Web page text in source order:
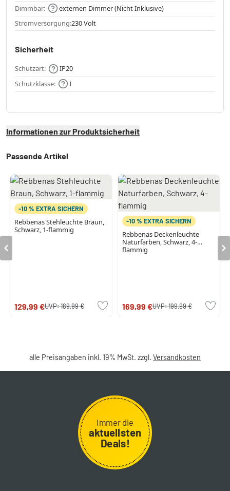
Dimmbar:
externen Dimmer (Nicht Inklusive)
Stromversorgung:230 Volt
Sicherheit
Schutzart:
IP20
Schutzklasse:
I
Informationen zur Produktsicherheit
Passende Artikel
-10 % EXTRA SICHERN
Rebbenas Stehleuchte Braun,
Schwarz, 1-flammig
129,99 €UVP:189,99 €
-10 % EXTRA SICHERN
Rebbenas Deckenleuchte
Naturfarben, Schwarz, 4-
flammig
169,99 €UVP:199,99 €
alle Preisangaben inkl. 19% MwSt. zzgl. Versandkosten
Immer die
aktuellsten
Deals!